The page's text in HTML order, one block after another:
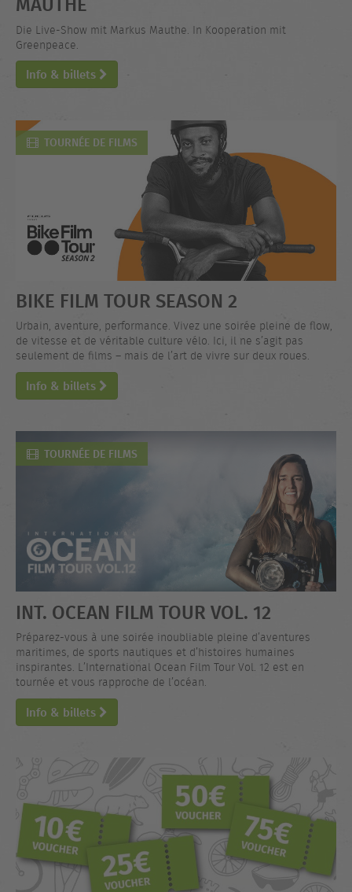
Die Live-Show mit Markus Mauthe. In Kooperation mit
Greenpeace.
Info & billets
TOURNÉE DE FILMS
BIKE FILM TOUR SEASON 2
Urbain, aventure, performance. Vivez une soirée pleine de flow,
de vitesse et de véritable culture vélo. Ici, il ne s’agit pas
seulement de films – mais de l’art de vivre sur deux roues.
Info & billets
TOURNÉE DE FILMS
INT. OCEAN FILM TOUR VOL. 12
Préparez-vous à une soirée inoubliable pleine d’aventures
maritimes, de sports nautiques et d’histoires humaines
inspirantes. L’International Ocean Film Tour Vol. 12 est en
tournée et vous rapproche de l’océan.
Info & billets